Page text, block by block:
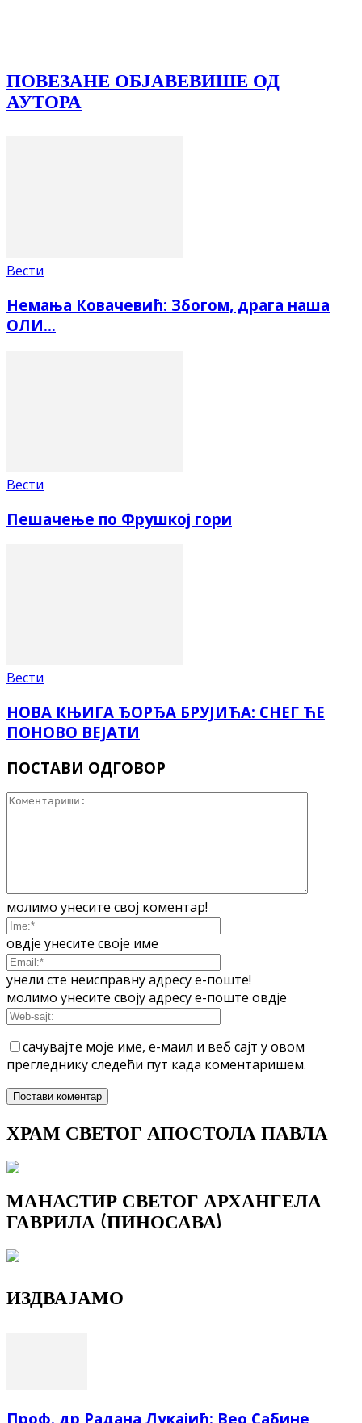
ПОВЕЗАНЕ ОБЈАВЕВИШЕ ОД
АУТОРА
Вести
Немања Ковачевић: Збогом, драга наша
ОЛИ…
Вести
Пешачење по Фрушкој гори
Вести
НОВА КЊИГА ЂОРЂА БРУЈИЋА: СНЕГ ЋЕ
ПОНОВО ВЕЈАТИ
ПОСТАВИ ОДГОВОР
молимо унесите свој коментар!
овдје унесите своје име
унели сте неисправну адресу е-поште!
молимо унесите своју адресу е-поште овдје
сачувајте моје име, е-маил и веб сајт у овом
прегледнику следећи пут када коментаришем.
ХРАМ СВЕТОГ АПОСТОЛА ПАВЛА
МАНАСТИР СВЕТОГ АРХАНГЕЛА
ГАВРИЛА (ПИНОСАВА)
ИЗДВАЈАМО
Проф. др Радана Лукајић: Вео Сабине